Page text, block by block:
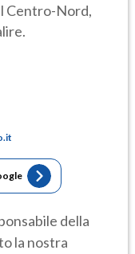
Centro-Nord,
della
la nostra